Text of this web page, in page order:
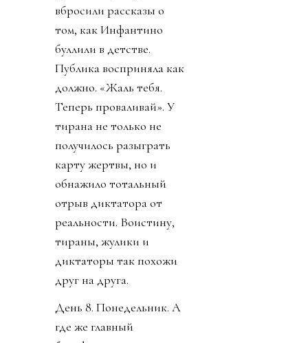
вбросили рассказы о
том, как Инфантино
буллили в детстве.
Публика восприняла как
должно. «Жаль тебя.
Теперь проваливай». У
тирана не только не
получилось разыграть
карту жертвы, но и
обнажило тотальный
отрыв диктатора от
реальности. Воистину,
тираны, жулики и
диктаторы так похожи
друг на друга.
День 8. Понедельник. А
где же главный